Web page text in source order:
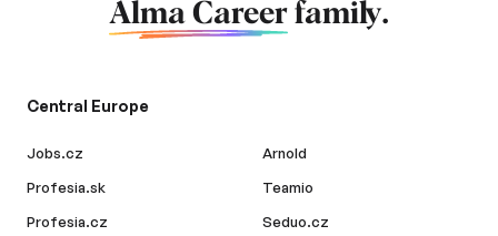
Alma Career family.
Central Europe
Jobs.cz
Profesia.sk
Profesia.cz
Arnold
Teamio
Seduo.cz